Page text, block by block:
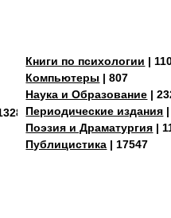
Книги по психологии |
Компьютеры | 807
Наука и Образование |
Периодические издания
Поэзия и Драматургия |
Публицистика | 17547